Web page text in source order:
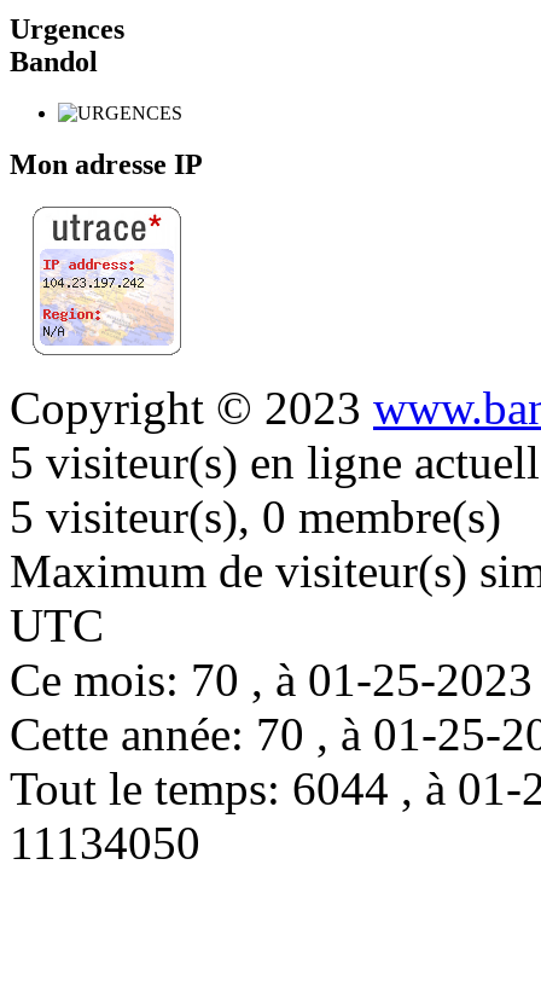
Urgences
Bandol
Mon adresse IP
Copyright © 2023
5 visiteur(s) en ligne
5 visiteur(s), 0 membre(s)
Maximum de visiteur(s)
UTC
Ce mois: 70 , à 01-25-
Cette année: 70 , à 01-25-
Tout le temps: 6044 , à
11134050